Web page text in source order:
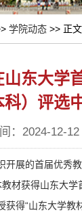
学院动态 >> 正文
山东大学
科）评选
：2024-12-
开展的首届优秀
材获得山东大学
得“山东大学教